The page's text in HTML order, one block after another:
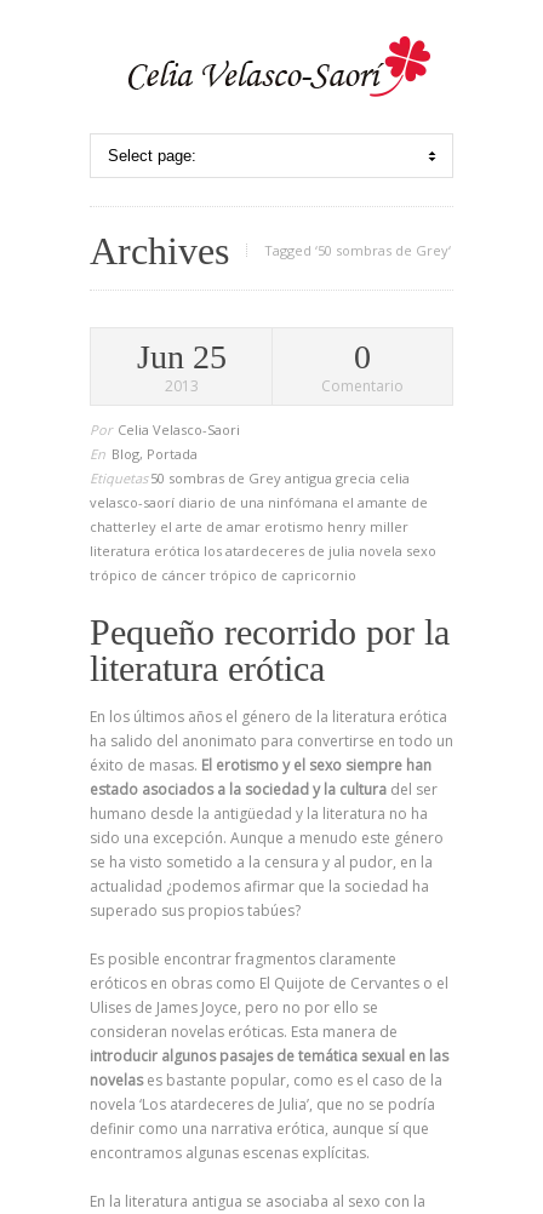
Archives Tagged ‘50 sombras de Grey‘
Jun 25
2013
0
Comentario
Por Celia Velasco-Saori
En Blog, Portada
Etiquetas 50 sombras de Grey antigua grecia celia
velasco-saorí diario de una ninfómana el amante de
chatterley el arte de amar erotismo henry miller
literatura erótica los atardeceres de julia novela sexo
trópico de cáncer trópico de capricornio
Pequeño recorrido por la
literatura erótica
En los últimos años el género de la literatura erótica
ha salido del anonimato para convertirse en todo un
éxito de masas. El erotismo y el sexo siempre han
estado asociados a la sociedad y la cultura del ser
humano desde la antigüedad y la literatura no ha
sido una excepción. Aunque a menudo este género
se ha visto sometido a la censura y al pudor, en la
actualidad ¿podemos afirmar que la sociedad ha
superado sus propios tabúes?
Es posible encontrar fragmentos claramente
eróticos en obras como El Quijote de Cervantes o el
Ulises de James Joyce, pero no por ello se
consideran novelas eróticas. Esta manera de
introducir algunos pasajes de temática sexual en las
novelases bastante popular, como es el caso de la
novela ‘Los atardeceres de Julia’, que no se podría
definir como una narrativa erótica, aunque sí que
encontramos algunas escenas explícitas.
En la literatura antigua se asociaba al sexo con la